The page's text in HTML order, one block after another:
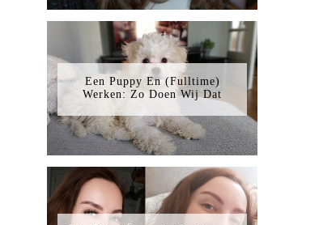
Een Puppy En (Fulltime)
Werken: Zo Doen Wij Dat